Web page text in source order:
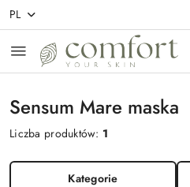
Przejdź do treści głównej
Przejdź do wyszukiwarki
Przejdź do moje konto
Przejdź do menu
Przejdź do stopki
PL
Sensum Mare maska
Liczba produktów: 1
Kategorie